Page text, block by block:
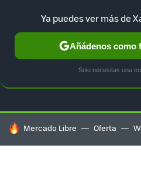
TESLA UBER AUTO
HOY SE HABLA DE
Mercado Libre Oferta
Ya puedes ver más de
Añádenos como
Solo necesitas una